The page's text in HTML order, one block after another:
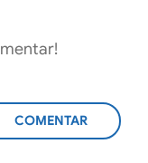
ADICIONAR